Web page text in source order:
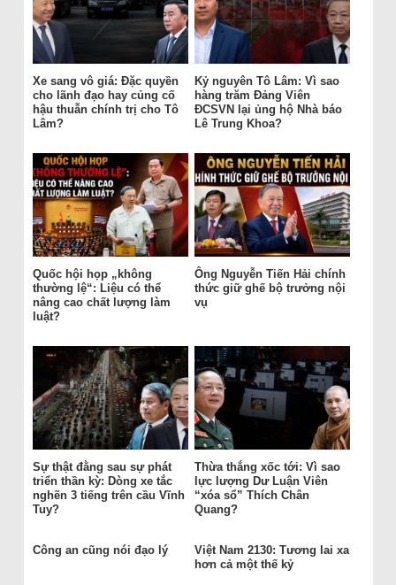
Xe sang vô giá: Đặc quyền
cho lãnh đạo hay củng cố
hậu thuẫn chính trị cho Tô
Lâm?
Kỷ nguyên Tô Lâm: Vì sao
hàng trăm Đảng Viên
ĐCSVN lại ủng hộ Nhà báo
Lê Trung Khoa?
Quốc hội họp „không
thường lệ“: Liệu có thể
nâng cao chất lượng làm
luật?
Ông Nguyễn Tiến Hải chính
thức giữ ghế bộ trưởng nội
vụ
Sự thật đằng sau sự phát
triển thần kỳ: Dòng xe tắc
nghẽn 3 tiếng trên cầu Vĩnh
Tuy?
Thừa thắng xốc tới: Vì sao
lực lượng Dư Luận Viên
“xóa sổ” Thích Chân
Quang?
Công an cũng nói đạo lý
Việt Nam 2130: Tương lai xa
hơn cả một thế kỷ